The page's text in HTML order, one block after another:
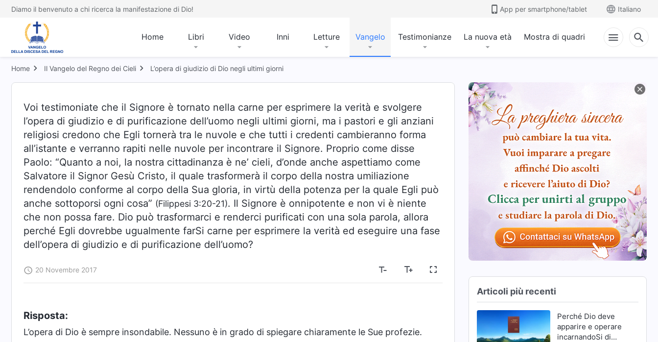
Diamo il benvenuto a chi ricerca la manifestazione di Dio! App per smartphone/tablet Italiano
Home Libri Video Inni Letture Vangelo Testimonianze La nuova età Mostra di quadri
Home Il Vangelo del Regno dei Cieli L’opera di giudizio di Dio negli ultimi giorni
Voi testimoniate che il Signore è tornato nella carne per esprimere la verità e svolgere
l’opera di giudizio e di purificazione dell’uomo negli ultimi giorni, ma i pastori e gli anziani
religiosi credono che Egli tornerà tra le nuvole e che tutti i credenti cambieranno forma
all’istante e verranno rapiti nelle nuvole per incontrare il Signore. Proprio come disse
Paolo: “Quanto a noi, la nostra cittadinanza è ne’ cieli, d’onde anche aspettiamo come
Salvatore il Signor Gesù Cristo, il quale trasformerà il corpo della nostra umiliazione
rendendolo conforme al corpo della Sua gloria, in virtù della potenza per la quale Egli può
anche sottoporsi ogni cosa” (Filippesi 3:20-21). Il Signore è onnipotente e non vi è niente
che non possa fare. Dio può trasformarci e renderci purificati con una sola parola, allora
perché Egli dovrebbe ugualmente farSi carne per esprimere la verità ed eseguire una fase
dell’opera di giudizio e di purificazione dell’uomo?
20 Novembre 2017
Risposta:
L’opera di Dio è sempre insondabile. Nessuno è in grado di spiegare chiaramente le Sue profezie.
Articoli più recenti
Perché Dio deve
apparire e operare
incarnandoSi di